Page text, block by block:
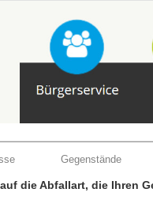
Gegenstände
die Abfallart, die Ihren